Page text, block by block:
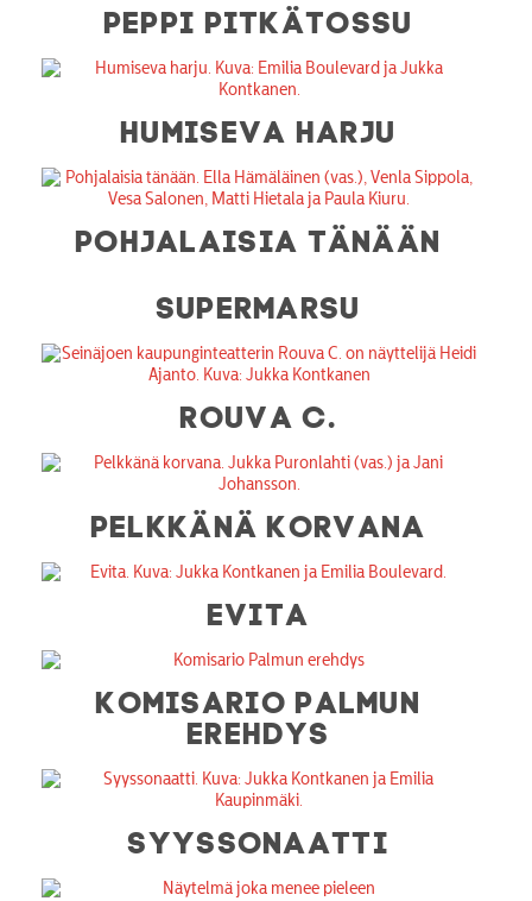
PEPPI PITKÄTOSSU
HUMISEVA HARJU
POHJALAISIA TÄNÄÄN
SUPERMARSU
ROUVA C.
PELKKÄNÄ KORVANA
EVITA
KOMISARIO PALMUN
EREHDYS
SYYSSONAATTI